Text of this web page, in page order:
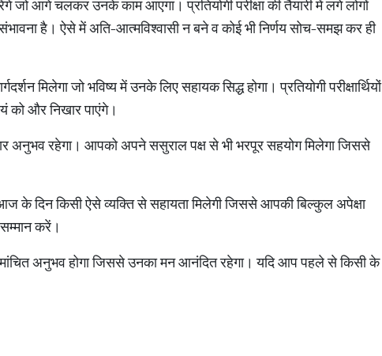
आगे चलकर उनके काम आएगा। प्रतियोगी परीक्षा की तैयारी में लगे लोगों
है। ऐसे में अति-आत्मविश्वासी न बने व कोई भी निर्णय सोच-समझ कर ही
मिलेगा जो भविष्य में उनके लिए सहायक सिद्ध होगा। प्रतियोगी परीक्षार्थियों
को और निखार पाएंगे।
अनुभव रहेगा। आपको अपने ससुराल पक्ष से भी भरपूर सहयोग मिलेगा जिससे
दिन किसी ऐसे व्यक्ति से सहायता मिलेगी जिससे आपकी बिल्कुल अपेक्षा
करें।
अनुभव होगा जिससे उनका मन आनंदित रहेगा। यदि आप पहले से किसी के